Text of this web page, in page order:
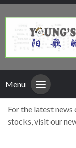
Menu
For the latest news
stocks, visit our